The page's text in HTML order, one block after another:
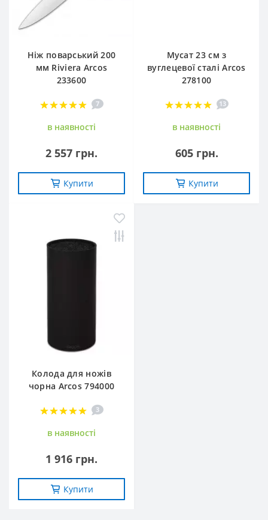
Ніж поварський 200
мм Riviera Arcos
233600
7
в наявностi
2 557 грн.
Купити
Мусат 23 см з
вуглецевої сталі Arcos
278100
13
в наявностi
605 грн.
Купити
Колода для ножів
чорна Arcos 794000
3
в наявностi
1 916 грн.
Купити